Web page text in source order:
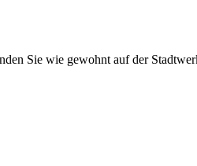
Sie wie gewohnt auf der